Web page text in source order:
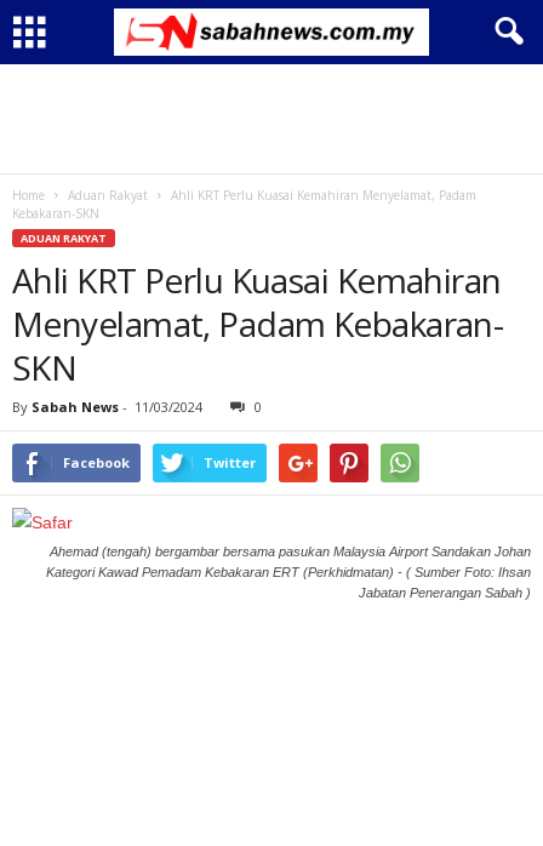
Home Aduan Rakyat
Ahli KRT Perlu Kuasai Kemahiran Menyelamat, Padam
Kebakaran-SKN
ADUAN RAKYAT
Ahli KRT Perlu Kuasai Kemahiran
Menyelamat, Padam Kebakaran-
SKN
By Sabah News - 11/03/2024 0
Facebook Twitter
Ahemad (tengah) bergambar bersama pasukan Malaysia Airport Sandakan Johan
Kategori Kawad Pemadam Kebakaran ERT (Perkhidmatan) - ( Sumber Foto: Ihsan
Jabatan Penerangan Sabah )